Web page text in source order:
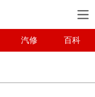
汽修 百科